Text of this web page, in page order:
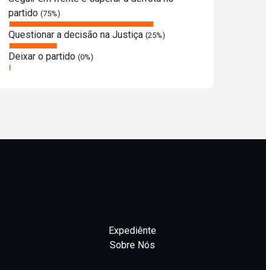
partido (75%)
Questionar a decisão na Justiça (25%)
Deixar o partido (0%)
Expediênte
Sobre Nós